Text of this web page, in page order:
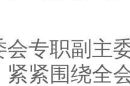
职副主委
紧围绕全